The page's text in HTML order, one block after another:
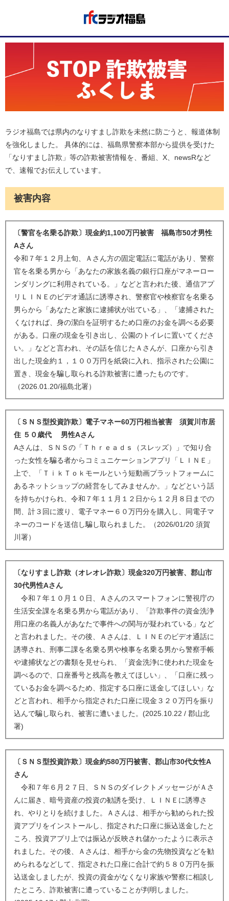
ラジオ福島では県内のなりすまし詐欺を未然に防ごうと、報道体制
を強化しました。 具体的には、福島県警察本部から提供を受けた
「なりすまし詐欺」等の詐欺被害情報を、番組、X、newsRなど
で、速報でお伝えしています。
被害内容
〔警官を名乗る詐欺〕現金約1,100万円被害 福島市50才男性
Aさん
令和７年１２月上旬、Ａさん方の固定電話に電話があり、警察
官を名乗る男から「あなたの家族名義の銀行口座がマネーロー
ンダリングに利用されている。」などと言われた後、通信アプ
リＬＩＮＥのビデオ通話に誘導され、警察官や検察官を名乗る
男らから「あなたと家族に逮捕状が出ている」、「逮捕された
くなければ、身の潔白を証明するため口座のお金を調べる必要
がある。口座の現金を引き出し、公園のトイレに置いてくださ
い。」などと言われ、その話を信じたＡさんが、口座から引き
出した現金約１，１００万円を紙袋に入れ、指示された公園に
置き、現金を騙し取られる詐欺被害に遭ったものです。
（2026.01.20/福島北署）
〔ＳＮＳ型投資詐欺〕電子マネー60万円相当被害 須賀川市居
住 ５０歳代 男性Aさん
Aさんは、ＳＮＳの「Ｔｈｒｅａｄｓ（スレッズ）」で知り合
った女性を騙る者からコミュニケーションアプリ「ＬＩＮＥ」
上で、「ＴｉｋＴｏｋモールという短動画プラットフォームに
あるネットショップの経営をしてみませんか。」などという話
を持ちかけられ、令和７年１１月１２日から１２月８日までの
間、計３回に渡り、電子マネー６０万円分を購入し、同電子マ
ネーのコードを送信し騙し取られました。（2026/01/20 須賀
川署）
〔なりすまし詐欺（オレオレ詐欺〕現金320万円被害、郡山市
30代男性Aさん
令和７年１０月１０日、Ａさんのスマートフォンに警視庁の
生活安全課を名乗る男から電話があり、「詐欺事件の資金洗浄
用口座の名義人があなたで事件への関与が疑われている」など
と言われました。その後、Ａさんは、ＬＩＮＥのビデオ通話に
誘導され、刑事二課を名乗る男や検事を名乗る男から警察手帳
や逮捕状などの書類を見せられ、「資金洗浄に使われた現金を
調べるので、口座番号と残高を教えてほしい」、「口座に残っ
ているお金を調べるため、指定する口座に送金してほしい」な
どと言われ、相手から指定された口座に現金３２０万円を振り
込んで騙し取られ、被害に遭いました。(2025.10.22 / 郡山北
署)
〔ＳＮＳ型投資詐欺〕現金約580万円被害、郡山市30代女性A
さん
令和７年６月２７日、ＳＮＳのダイレクトメッセージがＡさ
んに届き、暗号資産の投資の勧誘を受け、ＬＩＮＥに誘導さ
れ、やりとりを続けました。Ａさんは、相手から勧められた投
資アプリをインストールし、指定された口座に振込送金したと
ころ、投資アプリ上では振込が反映され儲かったように表示さ
れました。その後、Ａさんは、相手から金の先物投資などを勧
められるなどして、指定された口座に合計で約５８０万円を振
込送金しましたが、投資の資金がなくなり家族や警察に相談し
たところ、詐欺被害に遭っていることが判明しました。